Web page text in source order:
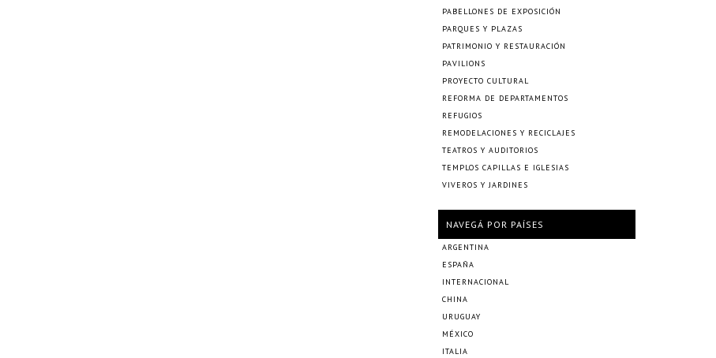
PABELLONES DE EXPOSICIÓN
PARQUES Y PLAZAS
PATRIMONIO Y RESTAURACIÓN
PAVILIONS
PROYECTO CULTURAL
REFORMA DE DEPARTAMENTOS
REFUGIOS
REMODELACIONES Y RECICLAJES
TEATROS Y AUDITORIOS
TEMPLOS CAPILLAS E IGLESIAS
VIVEROS Y JARDINES
NAVEGÁ POR PAÍSES
ARGENTINA
ESPAÑA
INTERNACIONAL
CHINA
URUGUAY
MÉXICO
ITALIA